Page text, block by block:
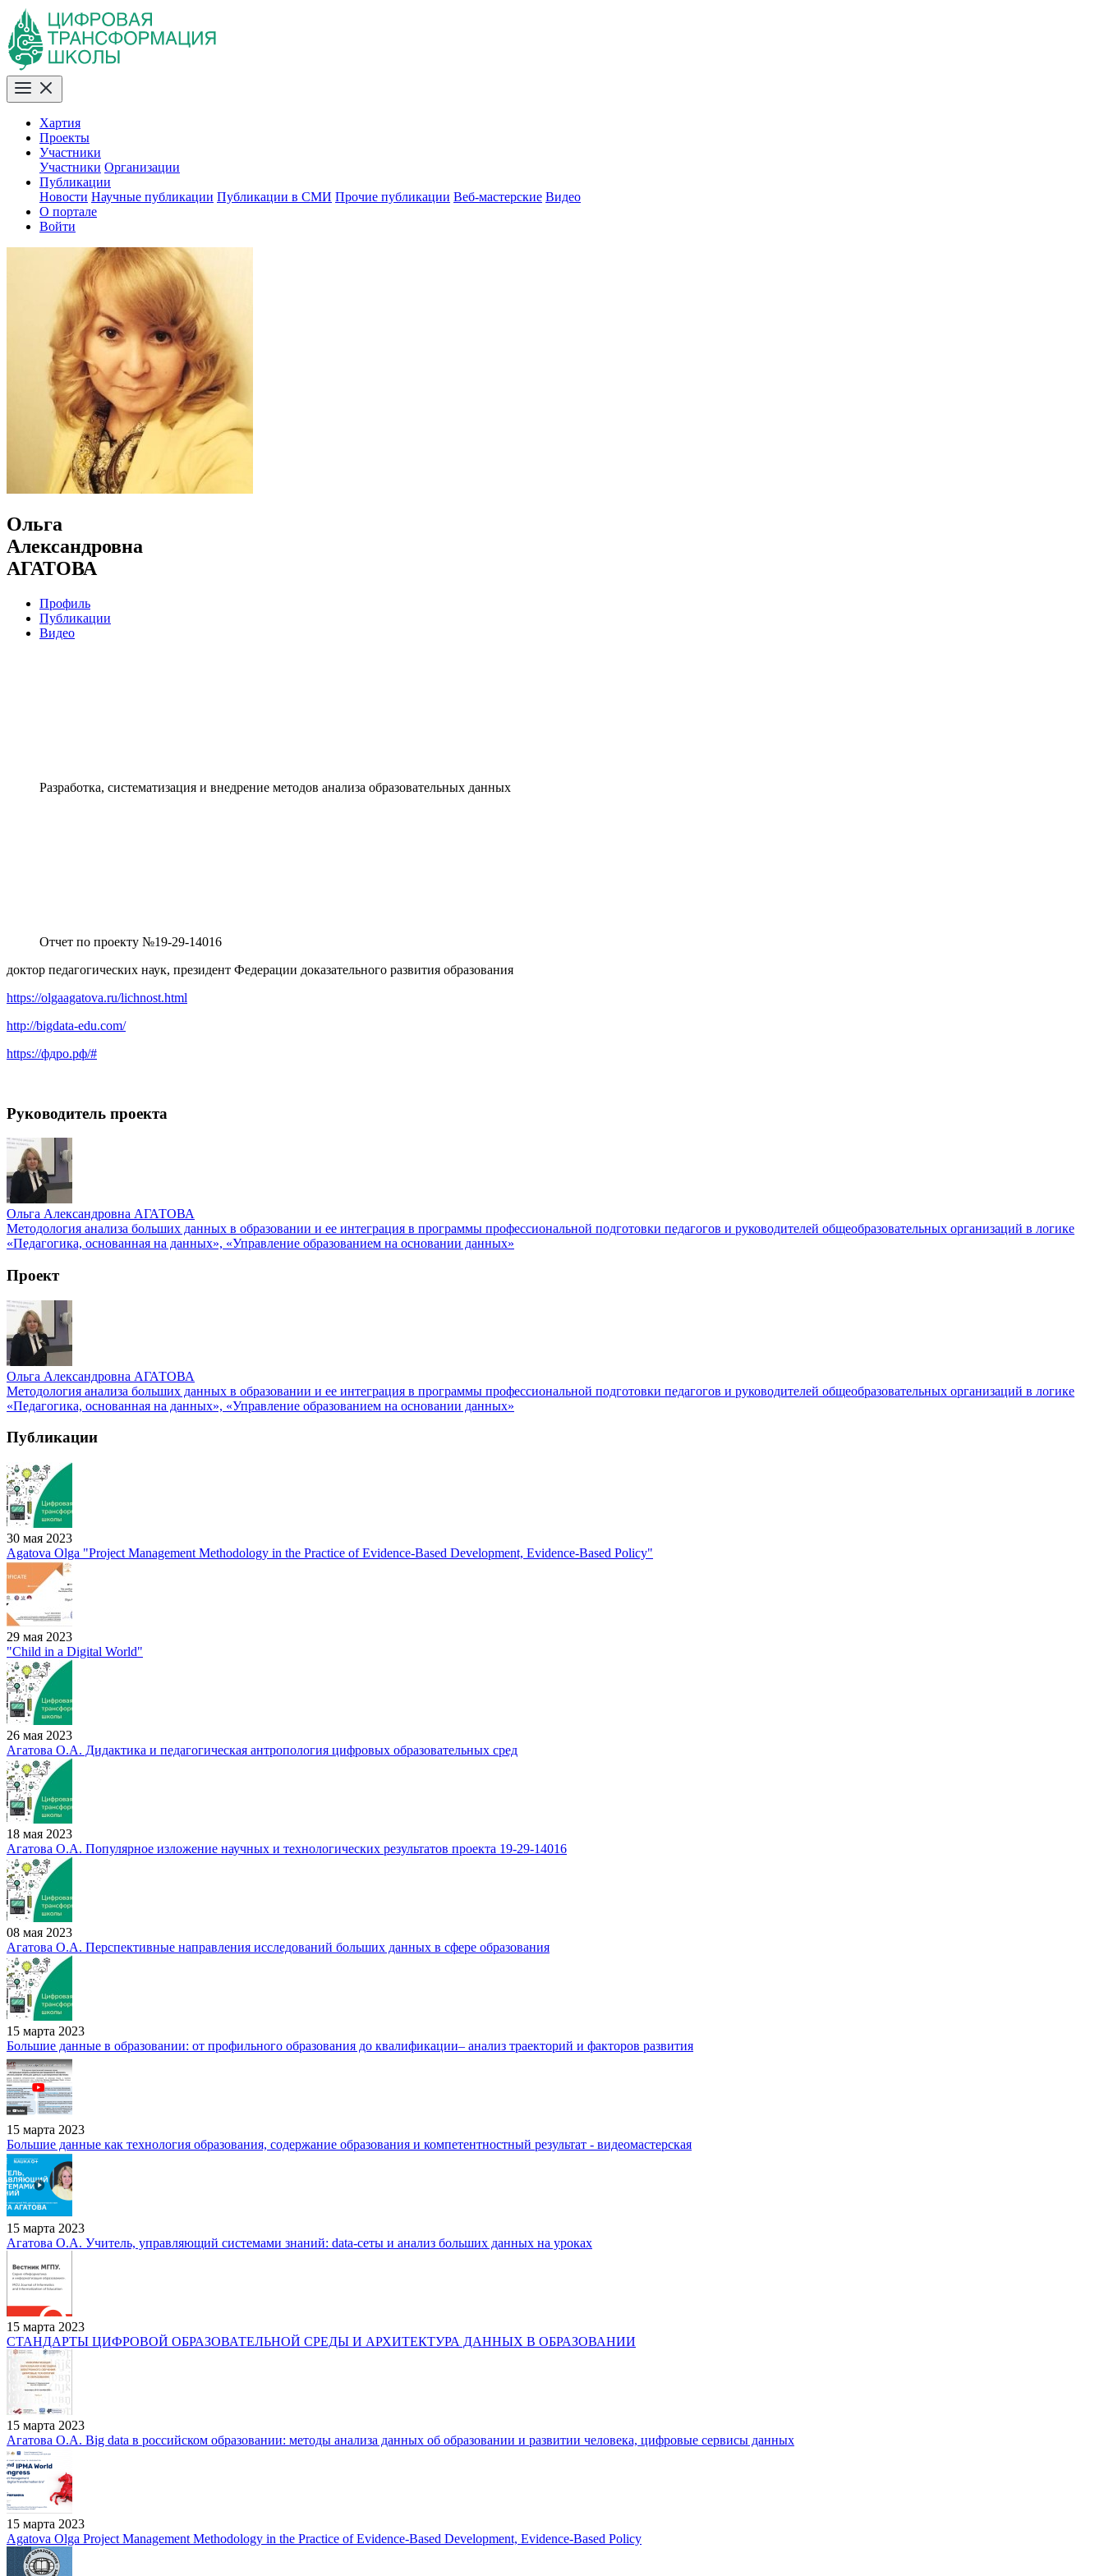
Хартия
Проекты
Участники
Участники Организации
Публикации
Новости Научные публикации Публикации в СМИ Прочие публикации Веб-мастерские Видео
О портале
Войти
Ольга
Александровна
АГАТОВА
Профиль
Публикации
Видео
Разработка, систематизация и внедрение методов анализа образовательных данных
Отчет по проекту №19-29-14016
доктор педагогических наук, президент Федерации доказательного развития образования
https://olgaagatova.ru/lichnost.html
http://bigdata-edu.com/
https://фдро.рф/#
Руководитель проекта
Ольга Александровна АГАТОВА
Методология анализа больших данных в образовании и ее интеграция в программы профессиональной подготовки педагогов и руководителей общеобразовательных организаций в логике
«Педагогика, основанная на данных», «Управление образованием на основании данных»
Проект
Ольга Александровна АГАТОВА
Методология анализа больших данных в образовании и ее интеграция в программы профессиональной подготовки педагогов и руководителей общеобразовательных организаций в логике
«Педагогика, основанная на данных», «Управление образованием на основании данных»
Публикации
30 мая 2023
Agatova Olga "Project Management Methodology in the Practice of Evidence-Based Development, Evidence-Based Policy"
29 мая 2023
"Child in a Digital World"
26 мая 2023
Агатова О.А. Дидактика и педагогическая антропология цифровых образовательных сред
18 мая 2023
Агатова О.А. Популярное изложение научных и технологических результатов проекта 19-29-14016
08 мая 2023
Агатова О.А. Перспективные направления исследований больших данных в сфере образования
15 марта 2023
Большие данные в образовании: от профильного образования до квалификации– анализ траекторий и факторов развития
15 марта 2023
Большие данные как технология образования, содержание образования и компетентностный результат - видеомастерская
15 марта 2023
Агатова О.А. Учитель, управляющий системами знаний: data-сеты и анализ больших данных на уроках
15 марта 2023
СТАНДАРТЫ ЦИФРОВОЙ ОБРАЗОВАТЕЛЬНОЙ СРЕДЫ И АРХИТЕКТУРА ДАННЫХ В ОБРАЗОВАНИИ
15 марта 2023
Агатова О.А. Big data в российском образовании: методы анализа данных об образовании и развитии человека, цифровые сервисы данных
15 марта 2023
Agatova Olga Project Management Methodology in the Practice of Evidence-Based Development, Evidence-Based Policy